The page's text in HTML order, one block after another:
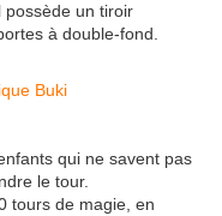
possède un tiroir
à double-fond.
qui ne savent pas
le tour.
tours de magie, en